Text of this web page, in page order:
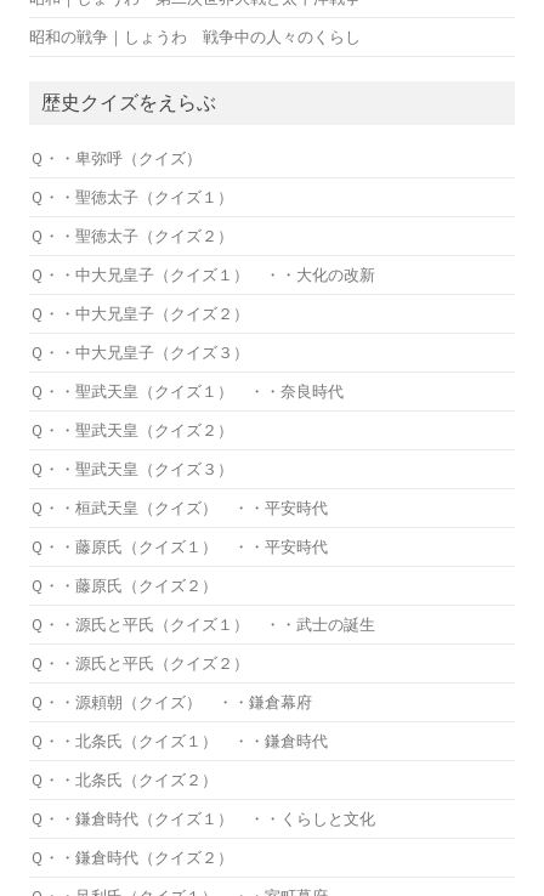
昭和の戦争｜しょうわ 戦争中の人々のくらし
歴史クイズをえらぶ
Ｑ・・卑弥呼（クイズ）
Ｑ・・聖徳太子（クイズ１）
Ｑ・・聖徳太子（クイズ２）
Ｑ・・中大兄皇子（クイズ１） ・・大化の改新
Ｑ・・中大兄皇子（クイズ２）
Ｑ・・中大兄皇子（クイズ３）
Ｑ・・聖武天皇（クイズ１） ・・奈良時代
Ｑ・・聖武天皇（クイズ２）
Ｑ・・聖武天皇（クイズ３）
Ｑ・・桓武天皇（クイズ） ・・平安時代
Ｑ・・藤原氏（クイズ１） ・・平安時代
Ｑ・・藤原氏（クイズ２）
Ｑ・・源氏と平氏（クイズ１） ・・武士の誕生
Ｑ・・源氏と平氏（クイズ２）
Ｑ・・源頼朝（クイズ） ・・鎌倉幕府
Ｑ・・北条氏（クイズ１） ・・鎌倉時代
Ｑ・・北条氏（クイズ２）
Ｑ・・鎌倉時代（クイズ１） ・・くらしと文化
Ｑ・・鎌倉時代（クイズ２）